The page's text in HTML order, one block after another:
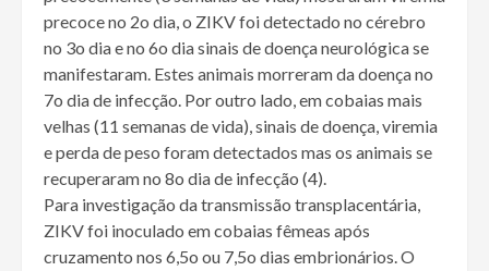
precoce no 2o dia, o ZIKV foi detectado no cérebro
no 3o dia e no 6o dia sinais de doença neurológica se
manifestaram. Estes animais morreram da doença no
7o dia de infecção. Por outro lado, em cobaias mais
velhas (11 semanas de vida), sinais de doença, viremia
e perda de peso foram detectados mas os animais se
recuperaram no 8o dia de infecção (4).
Para investigação da transmissão transplacentária,
ZIKV foi inoculado em cobaias fêmeas após
cruzamento nos 6,5o ou 7,5o dias embrionários. O